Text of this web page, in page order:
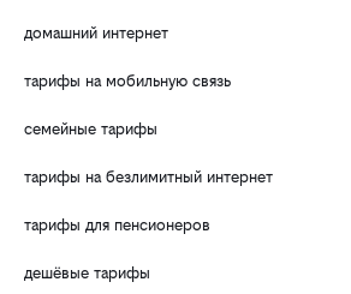
домашний интернет
тарифы на мобильную связь
семейные тарифы
тарифы на безлимитный интернет
тарифы для пенсионеров
дешёвые тарифы